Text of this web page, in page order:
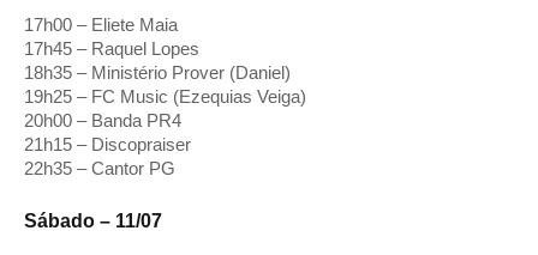
17h00 – Eliete Maia
17h45 – Raquel Lopes
18h35 – Ministério Prover (Daniel)
19h25 – FC Music (Ezequias Veiga)
20h00 – Banda PR4
21h15 – Discopraiser
22h35 – Cantor PG
Sábado – 11/07